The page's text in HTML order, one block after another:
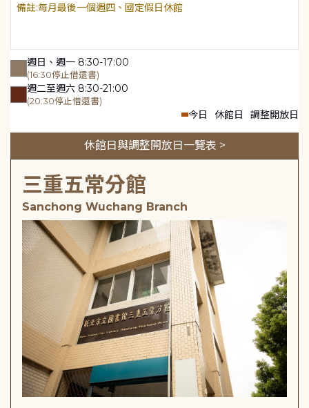
每月最後一個週四、國定假日休館
週日、週一 8:30-17:00
(16:30停止借還書)
週二至週六 8:30-21:00
(20:30停止借還書)
今日 休館日 調整開放日
休館日與調整開放日一覽表 >
三重五常分館
Sanchong Wuchang Branch